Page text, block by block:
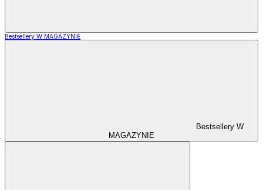
Bestsellery W MAGAZYNIE
Bestsellery W
MAGAZYNIE